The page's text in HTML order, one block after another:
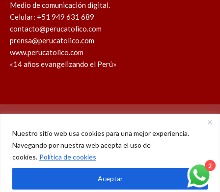
Nuestro sitio web usa cookies para una mejor experiencia.
Navegando por nuestra web acepta el uso de
cookies. Política de cookies
Aceptar
Medio de comunicación digital.
Celular: +51 949 631 689
contacto@perucatolico.com
prensa@perucatolico.com
www.perucatolico.com
«14 años evangelizando el Perú»
WhatsAppFacebookYoutubeInstagram
X
© Derechos reservados 2026 – Perú Católico | 14 años
evangelizando el Perú
2